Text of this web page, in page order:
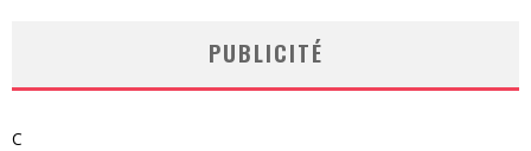
PUBLICITÉ
C